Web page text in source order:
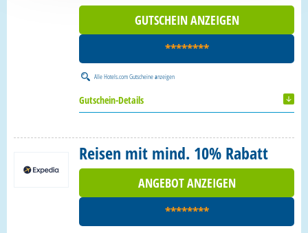
GUTSCHEIN ANZEIGEN
********
AlleHotels.com Gutscheineanzeigen
Gutschein-Details
Reisen mit mind. 10% Rabatt
ANGEBOT ANZEIGEN
********